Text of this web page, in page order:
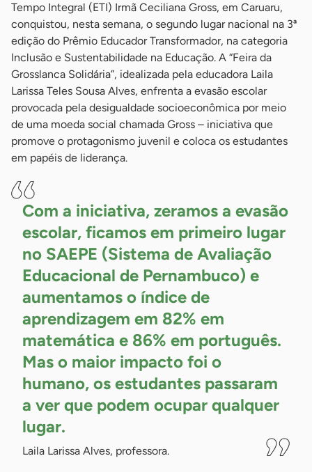
Tempo Integral (ETI) Irmã Ceciliana Gross, em Caruaru,
conquistou, nesta semana, o segundo lugar nacional na 3ª
edição do Prêmio Educador Transformador, na categoria
Inclusão e Sustentabilidade na Educação. A “Feira da
Grosslanca Solidária”, idealizada pela educadora Laila
Larissa Teles Sousa Alves, enfrenta a evasão escolar
provocada pela desigualdade socioeconômica por meio
de uma moeda social chamada Gross – iniciativa que
promove o protagonismo juvenil e coloca os estudantes
em papéis de liderança.
Com a iniciativa, zeramos a evasão
escolar, ficamos em primeiro lugar
no SAEPE (Sistema de Avaliação
Educacional de Pernambuco) e
aumentamos o índice de
aprendizagem em 82% em
matemática e 86% em português.
Mas o maior impacto foi o
humano, os estudantes passaram
a ver que podem ocupar qualquer
lugar.
Laila Larissa Alves, professora.